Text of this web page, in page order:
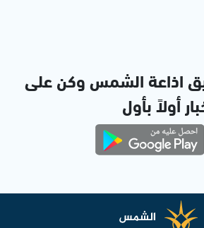
اذاعة الشمس وكن على
أولاً بأول